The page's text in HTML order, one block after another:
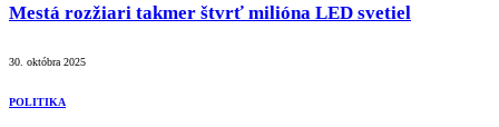
Mestá rozžiari takmer štvrť milióna LED svetiel
30. októbra 2025
POLITIKA